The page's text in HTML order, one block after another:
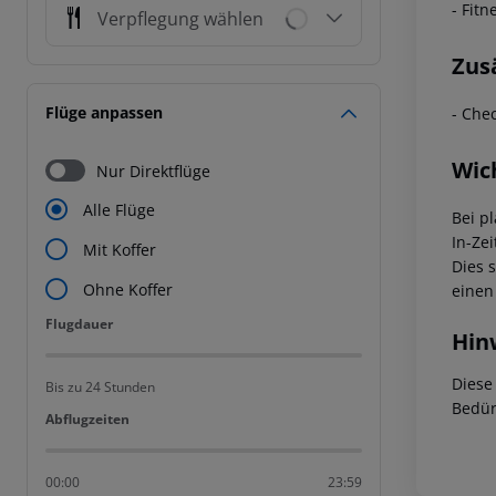
Verpflegung wählen
Flüge anpassen
Nur Direktflüge
Alle Flüge
Mit Koffer
Ohne Koffer
Flugdauer
Flugdauer
Bis zu 24 Stunden
Abflugzeiten
Abflugzeiten
00:00 23:59
-
-
Bei
In-
Dies